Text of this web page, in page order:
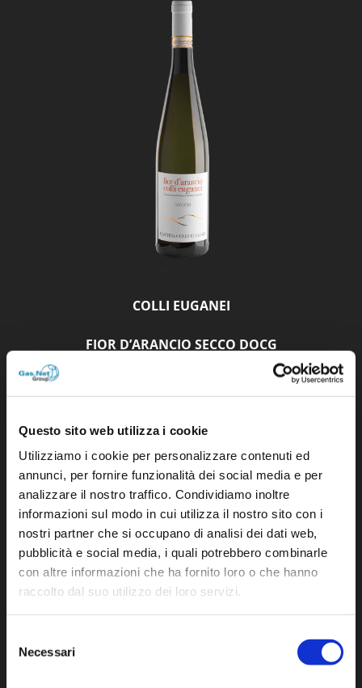
Questo sito web utilizza i cookie
Utilizziamo i cookie per personalizzare contenuti ed
annunci, per fornire funzionalità dei social media e per
analizzare il nostro traffico. Condividiamo inoltre
informazioni sul modo in cui utilizza il nostro sito con i
nostri partner che si occupano di analisi dei dati web,
pubblicità e social media, i quali potrebbero combinarle
con altre informazioni che ha fornito loro o che hanno
raccolto dal suo utilizzo dei loro servizi.
delNecessari
COLLI EUGANEI
FIOR D’ARANCIO SECCO DOCG
2019